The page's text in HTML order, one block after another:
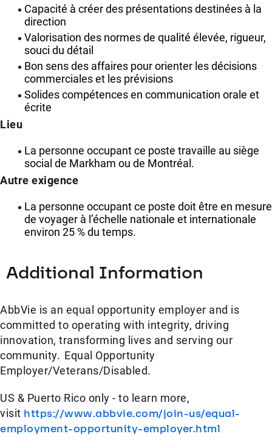
Capacité à créer des présentations destinées à la
direction
Valorisation des normes de qualité élevée, rigueur,
souci du détail
Bon sens des affaires pour orienter les décisions
commerciales et les prévisions
Solides compétences en communication orale et
écrite
Lieu
La personne occupant ce poste travaille au siège
social de Markham ou de Montréal.
Autre exigence
La personne occupant ce poste doit être en mesure
de voyager à l’échelle nationale et internationale
environ 25 % du temps.
Additional Information
AbbVie is an equal opportunity employer and is
committed to operating with integrity, driving
innovation, transforming lives and serving our
community. Equal Opportunity
Employer/Veterans/Disabled.
US & Puerto Rico only - to learn more,
visit https://www.abbvie.com/join-us/equal-
employment-opportunity-employer.html